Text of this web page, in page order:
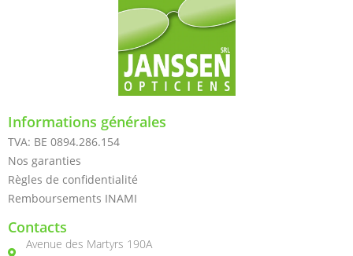
Informations générales
TVA: BE 0894.286.154
Nos garanties
Règles de confidentialité
Remboursements INAMI
Contacts
Avenue des Martyrs 190A